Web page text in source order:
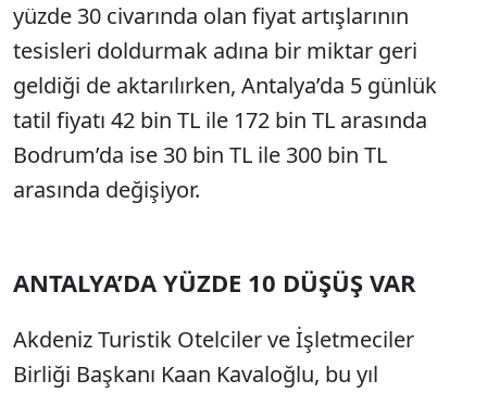
yüzde 30 civarında olan fiyat artışlarının
tesisleri doldurmak adına bir miktar geri
geldiği de aktarılırken, Antalya’da 5 günlük
tatil fiyatı 42 bin TL ile 172 bin TL arasında
Bodrum’da ise 30 bin TL ile 300 bin TL
arasında değişiyor.
ANTALYA’DA YÜZDE 10 DÜŞÜŞ VAR
Akdeniz Turistik Otelciler ve İşletmeciler
Birliği Başkanı Kaan Kavaloğlu, bu yıl